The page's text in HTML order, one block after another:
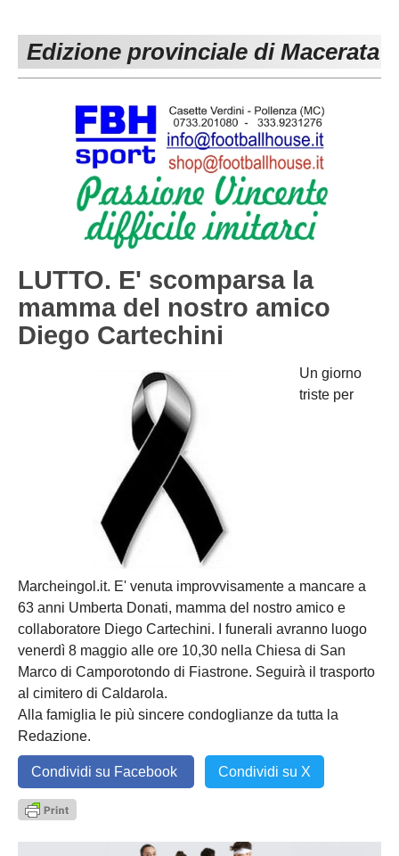
Carica la tua Rosa
1^ CATEGORIA
3^ CATEGORIA
GIOVANILI
Edizione provinciale di Macerata
LUTTO. E' scomparsa la
mamma del nostro amico
Diego Cartechini
Un giorno
triste per
Marcheingol.it. E' venuta improvvisamente a mancare a
63 anni Umberta Donati, mamma del nostro amico e
collaboratore Diego Cartechini. I funerali avranno luogo
venerdì 8 maggio alle ore 10,30 nella Chiesa di San
Marco di Camporotondo di Fiastrone. Seguirà il trasporto
al cimitero di Caldarola.
Alla famiglia le più sincere condoglianze da tutta la
Redazione.
Condividi su Facebook Condividi su X